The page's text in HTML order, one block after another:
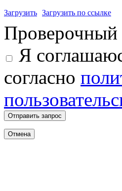
Загрузить Загрузить по ссылке
Проверочный
Я
согласно
Отправить запрос
Отмена